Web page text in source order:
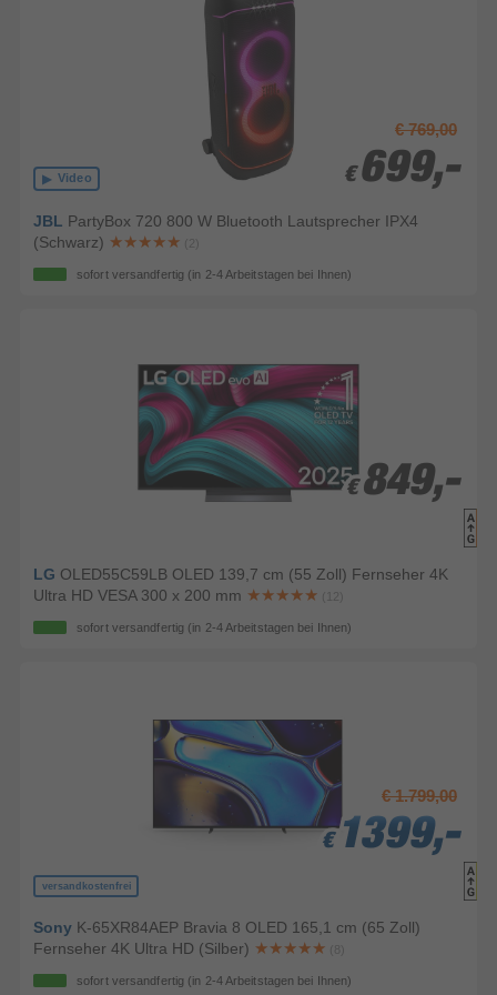
Video
€ 769,00
€ 699,-
€ 699,-
JBL PartyBox 720 800 W Bluetooth Lautsprecher IPX4
(Schwarz)
(2)
sofort versandfertig (in 2-4 Arbeitstagen bei Ihnen)
€ 849,-
€ 849,-
LG OLED55C59LB OLED 139,7 cm (55 Zoll) Fernseher 4K
Ultra HD VESA 300 x 200 mm
(12)
sofort versandfertig (in 2-4 Arbeitstagen bei Ihnen)
versandkostenfrei
€ 1.799,00
€ 1399,-
€ 1399,-
€ 1399,-
Sony K-65XR84AEP Bravia 8 OLED 165,1 cm (65 Zoll)
Fernseher 4K Ultra HD (Silber)
(8)
sofort versandfertig (in 2-4 Arbeitstagen bei Ihnen)